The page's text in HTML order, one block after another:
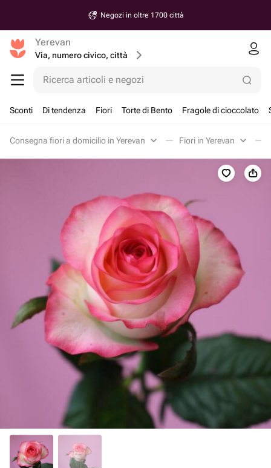
Negozi in oltre 1700 città
Yerevan
Via, numero civico, città
Ricerca articoli e negozi
Sconti Di tendenza Fiori Torte di Bento Fragole di cioccolato
Consegna fiori a domicilio in Yerevan Fiori in Yerevan